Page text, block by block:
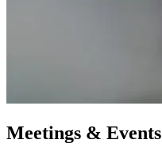
Meetings & Events